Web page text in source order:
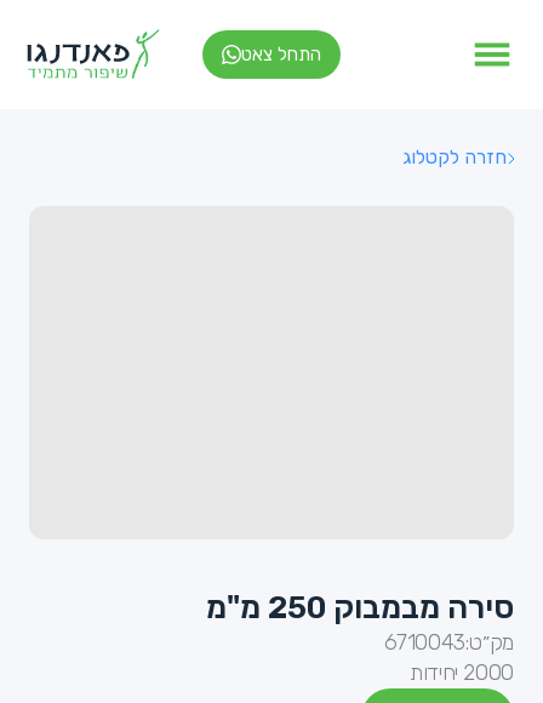
התחל צאט
חזרה לקטלוג
סירה מבמבוק 250 מ"מ
מק״ט:6710043
2000 יחידות